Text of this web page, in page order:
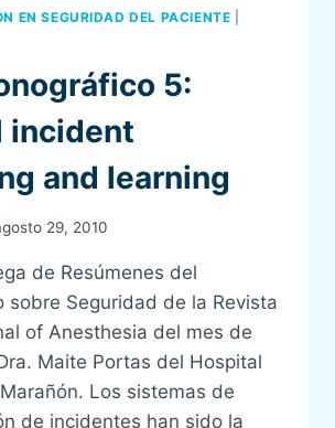
EN SEGURIDAD DEL PACIENTE
5:
incident
and learning
29, 2010
de Resúmenes del
sobre Seguridad de la Revista
of Anesthesia del mes de
Maite Portas del Hospital
Los sistemas de
de incidentes han sido la